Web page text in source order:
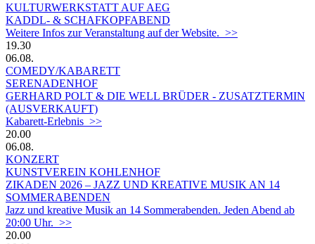
KULTURWERKSTATT AUF AEG
KADDL- & SCHAFKOPFABEND
Weitere Infos zur Veranstaltung auf der Website. >>
19.30
06.08.
COMEDY/KABARETT
SERENADENHOF
GERHARD POLT & DIE WELL BRÜDER - ZUSATZTERMIN
(AUSVERKAUFT)
Kabarett-Erlebnis >>
20.00
06.08.
KONZERT
KUNSTVEREIN KOHLENHOF
ZIKADEN 2026 – JAZZ UND KREATIVE MUSIK AN 14
SOMMERABENDEN
Jazz und kreative Musik an 14 Sommerabenden. Jeden Abend ab
20:00 Uhr. >>
20.00